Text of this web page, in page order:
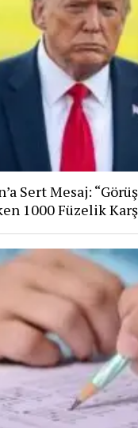
Sert Mesaj:
1000 Füzelik